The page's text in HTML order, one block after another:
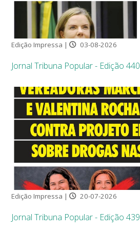
Edição Impressa | 03-08-2026
Jornal Tribuna Popular - Edição 440
Edição Impressa | 20-07-2026
Jornal Tribuna Popular - Edição 439